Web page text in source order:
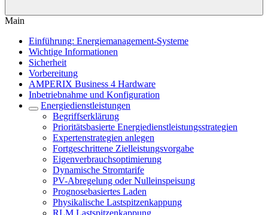
Main
Einführung: Energiemanagement-Systeme
Wichtige Informationen
Sicherheit
Vorbereitung
AMPERIX Business 4 Hardware
Inbetriebnahme und Konfiguration
Energiedienstleistungen
Begriffserklärung
Prioritätsbasierte Energiedienstleistungsstrategien
Expertenstrategien anlegen
Fortgeschrittene Zielleistungsvorgabe
Eigenverbrauchsoptimierung
Dynamische Stromtarife
PV-Abregelung oder Nulleinspeisung
Prognosebasiertes Laden
Physikalische Lastspitzenkappung
RLM Lastspitzenkappung